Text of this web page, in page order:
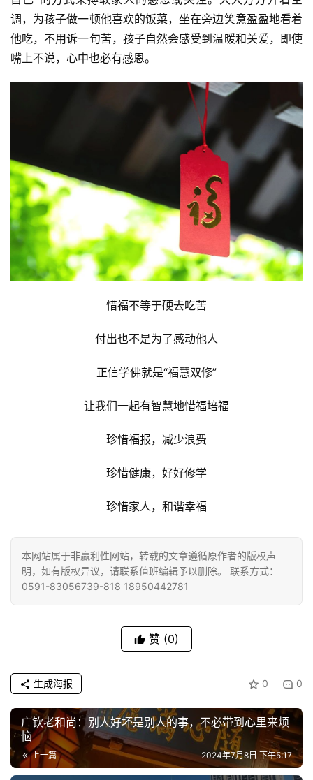
调，为孩子做一顿他喜欢的饭菜，坐在旁边笑意盈盈地看着
他吃，不用诉一句苦，孩子自然会感受到温暖和关爱，即使
嘴上不说，心中也必有感恩。
惜福不等于硬去吃苦
付出也不是为了感动他人
正信学佛就是“福慧双修”
让我们一起有智慧地惜福培福
珍惜福报，减少浪费
珍惜健康，好好修学
珍惜家人，和谐幸福
本网站属于非赢利性网站，转载的文章遵循原作者的版权声
明，如有版权异议，请联系值班编辑予以删除。 联系方式：
0591-83056739-818 18950442781
赞 (0)
0 0
生成海报
广钦老和尚：别人好坏是别人的事，不必带到心里来烦
恼
上一篇 2024年7月8日 下午5:17